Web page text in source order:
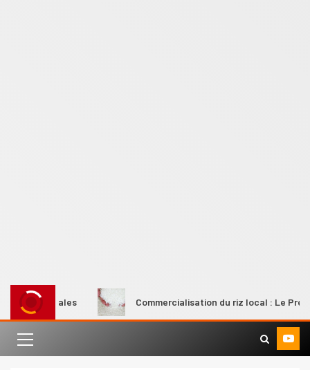
rurales Commercialisation du riz local : Le Premier